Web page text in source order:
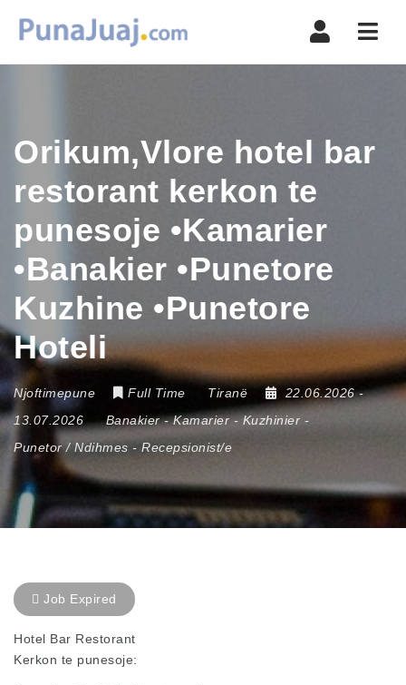
Orikum,Vlore hotel bar
restorant kerkon te
punesoje •Kamarier
•Banakier •Punetore
Kuzhine •Punetore
Hoteli
Njoftimepune Full Time Tiranë 22.06.2026-
13.07.2026
Banakier-Kamarier-Kuzhinier -
Punetor / Ndihmes -Recepsionist/e
Job Expired
Hotel Bar Restorant
Kerkon te punesoje: